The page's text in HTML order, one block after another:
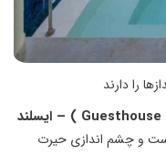
) – ایسلند
و چشم اندازی حیرت